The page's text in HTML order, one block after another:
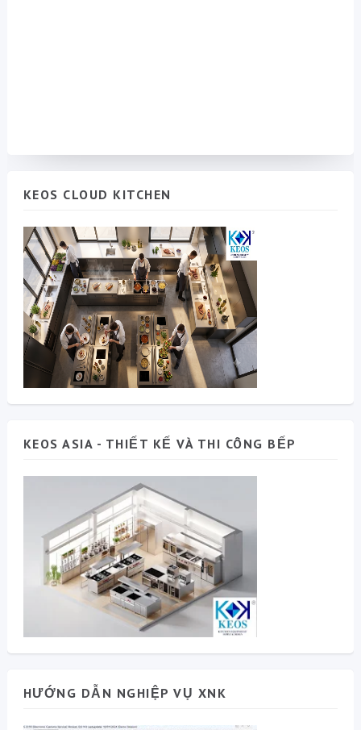
KEOS CLOUD KITCHEN
KEOS ASIA - THIẾT KẾ VÀ THI CÔNG BẾP
HƯỚNG DẪN NGHIỆP VỤ XNK